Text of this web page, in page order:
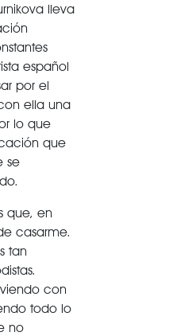
lleva
español
por el
ella una
lo que
que
se
que, en
casarme.
tan
con
todo lo
no